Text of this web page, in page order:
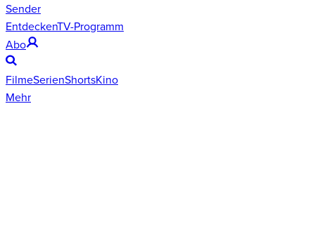
Sender
EntdeckenTV-Programm
Abo
FilmeSerienShortsKino
Mehr